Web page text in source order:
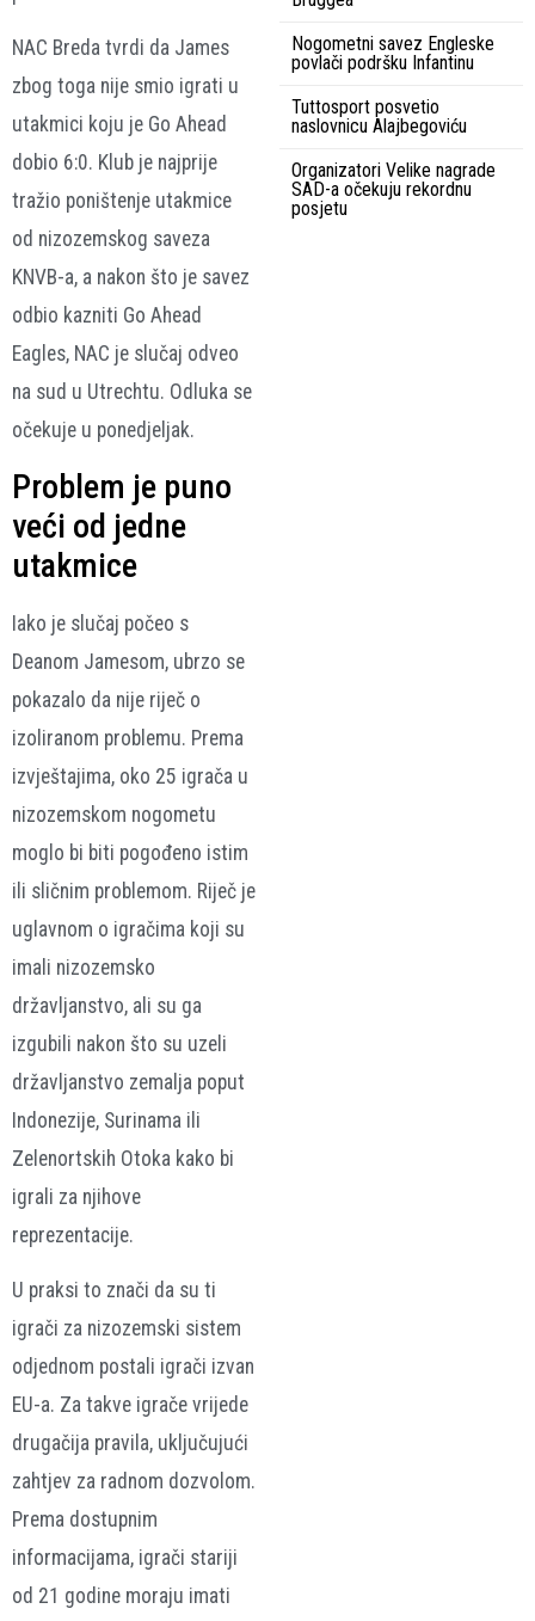
NAC Breda tvrdi da James
zbog toga nije smio igrati u
utakmici koju je Go Ahead
dobio 6:0. Klub je najprije
tražio poništenje utakmice
od nizozemskog saveza
KNVB-a, a nakon što je savez
odbio kazniti Go Ahead
Eagles, NAC je slučaj odveo
na sud u Utrechtu. Odluka se
očekuje u ponedjeljak.
Problem je puno
veći od jedne
utakmice
Iako je slučaj počeo s
Deanom Jamesom, ubrzo se
pokazalo da nije riječ o
izoliranom problemu. Prema
izvještajima, oko 25 igrača u
nizozemskom nogometu
moglo bi biti pogođeno istim
ili sličnim problemom. Riječ je
uglavnom o igračima koji su
imali nizozemsko
državljanstvo, ali su ga
izgubili nakon što su uzeli
državljanstvo zemalja poput
Indonezije, Surinama ili
Zelenortskih Otoka kako bi
igrali za njihove
reprezentacije.
U praksi to znači da su ti
igrači za nizozemski sistem
odjednom postali igrači izvan
EU-a. Za takve igrače vrijede
drugačija pravila, uključujući
zahtjev za radnom dozvolom.
Prema dostupnim
informacijama, igrači stariji
od 21 godine moraju imati
Nogometni savez Engleske
povlači podršku Infantinu
Tuttosport posvetio
naslovnicu Alajbegoviću
Organizatori Velike nagrade
SAD-a očekuju rekordnu
posjetu